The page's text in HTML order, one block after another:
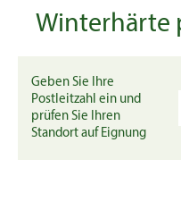
Winterhärte
Geben Sie Ihre
Postleitzahl ein und
prüfen Sie Ihren
Standort auf Eignung